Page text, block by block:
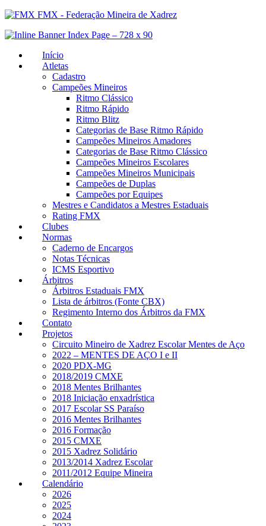
FMX - Federação Mineira de Xadrez
Início
Atletas
Cadastro
Campeões Mineiros
Ritmo Clássico
Ritmo Rápido
Ritmo Blitz
Categorias de Base Ritmo Rápido
Campeões Mineiros Amadores
Categorias de Base Ritmo Clássico
Campeões Mineiros Escolares
Campeões Mineiros Municipais
Campeões de Duplas
Campeões por Equipes
Mestres e Candidatos a Mestres Estaduais
Rating FMX
Clubes
Normas
Caderno de Encargos
Notas Técnicas
ICMS Esportivo
Árbitros
Árbitros Estaduais FMX
Lista de árbitros (Fonte CBX)
Regimento Interno dos Árbitros da FMX
Contato
Projetos
Circuito Mineiro de Xadrez Escolar Mentes de Aço
2022 – MENTES DE AÇO I e II
2020 PDX-MG
2018/2019 CMXE
2018 Mentes Brilhantes
2018 Iniciação enxadrística
2017 Escolar SS Paraíso
2016 Mentes Brilhantes
2016 Formação
2015 CMXE
2015 Xadrez Solidário
2013/2014 Xadrez Escolar
2011/2012 Equipe Mineira
Calendário
2026
2025
2024